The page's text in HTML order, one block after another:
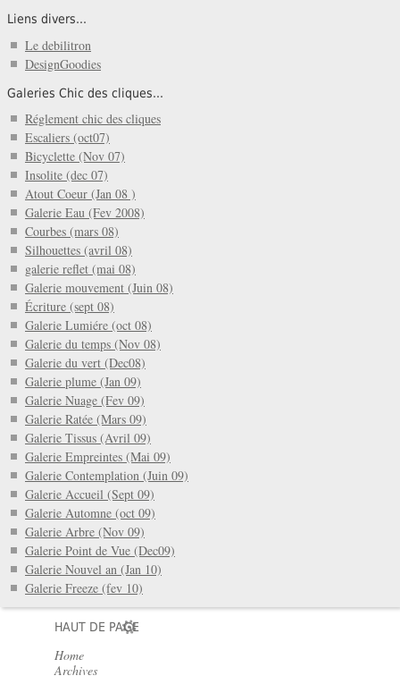
Liens divers...
Le debilitron
DesignGoodies
Galeries Chic des cliques...
Réglement chic des cliques
Escaliers (oct07)
Bicyclette (Nov 07)
Insolite (dec 07)
Atout Coeur (Jan 08 )
Galerie Eau (Fev 2008)
Courbes (mars 08)
Silhouettes (avril 08)
galerie reflet (mai 08)
Galerie mouvement (Juin 08)
Écriture (sept 08)
Galerie Lumiére (oct 08)
Galerie du temps (Nov 08)
Galerie du vert (Dec08)
Galerie plume (Jan 09)
Galerie Nuage (Fev 09)
Galerie Ratée (Mars 09)
Galerie Tissus (Avril 09)
Galerie Empreintes (Mai 09)
Galerie Contemplation (Juin 09)
Galerie Accueil (Sept 09)
Galerie Automne (oct 09)
Galerie Arbre (Nov 09)
Galerie Point de Vue (Dec09)
Galerie Nouvel an (Jan 10)
Galerie Freeze (fev 10)
HAUT DE PAGE
Home
Archives